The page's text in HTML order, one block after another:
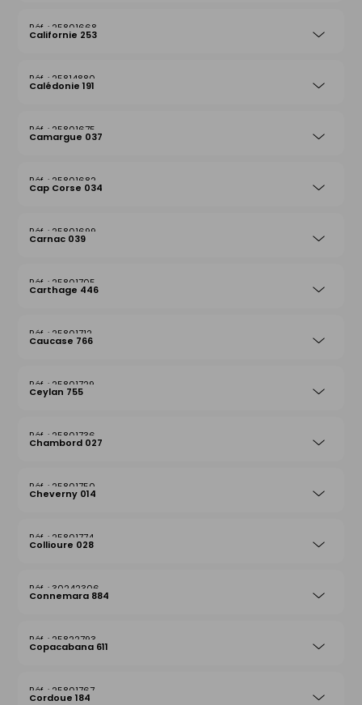
25801668
Californie 253
25814880
Calédonie 191
25801675
Camargue 037
25801682
Cap Corse 034
25801699
Carnac 039
25801705
Carthage 446
25801712
Caucase 766
25801729
Ceylan 755
25801736
Chambord 027
25801750
Cheverny 014
25801774
Collioure 028
30242306
Connemara 884
25822793
Copacabana 611
25801767
Cordoue 184